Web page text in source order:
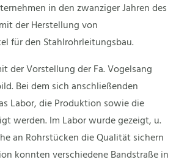
in den zwanziger Jahren des
der Herstellung von
für den Stahlrohrleitungsbau.
der Vorstellung der Fa. Vogelsang
Bei dem sich anschließenden
Labor, die Produktion sowie die
werden. Im Labor wurde gezeigt, u.
an Rohrstücken die Qualität sichern
konnten verschiedene Bandstraße in